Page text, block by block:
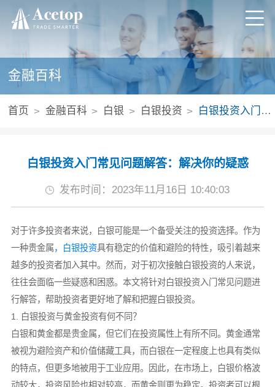
金融百科
首页 金融百科 白银 白银投资 白银投资入门常见问题解答：解决你的疑惑
白银投资入门常见问题解答：解决你的疑惑
发布时间：2023年11月16日 10:40:03
对于许多投资者来说，白银可能是一个备受关注的投资选择。作为
一种贵金属，白银投资具有稳定的价值和避险的特性，吸引着越来
越多的投资者加入其中。然而，对于初次接触白银投资的人来说，
往往会面临一些疑惑和困惑。本文将针对白银投资入门常见问题进
行解答，帮助投资者更好地了解和把握白银投资。
1. 白银投资与黄金投资有何不同？
白银和黄金都是贵金属，但它们在投资属性上有所不同。黄金通常
被视为避险资产和价值储藏工具，而白银在一定程度上也具有类似
的特点，但更多地被用于工业应用。因此，在市场上，白银价格波